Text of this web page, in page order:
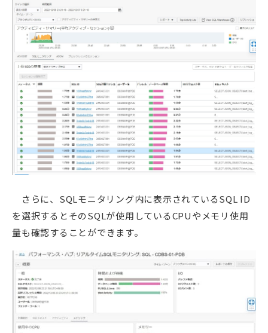
さらに、SQLモニタリング内に表示されているSQL ID
を選択するとそのSQLが使用しているCPUやメモリ使用
量も確認することができます。